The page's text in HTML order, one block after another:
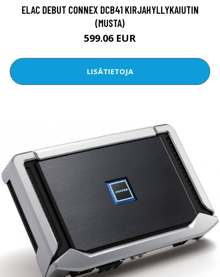
ELAC DEBUT CONNEX DCB41 KIRJAHYLLYKAIUTIN
(MUSTA)
599.06 EUR
LISÄTIETOJA